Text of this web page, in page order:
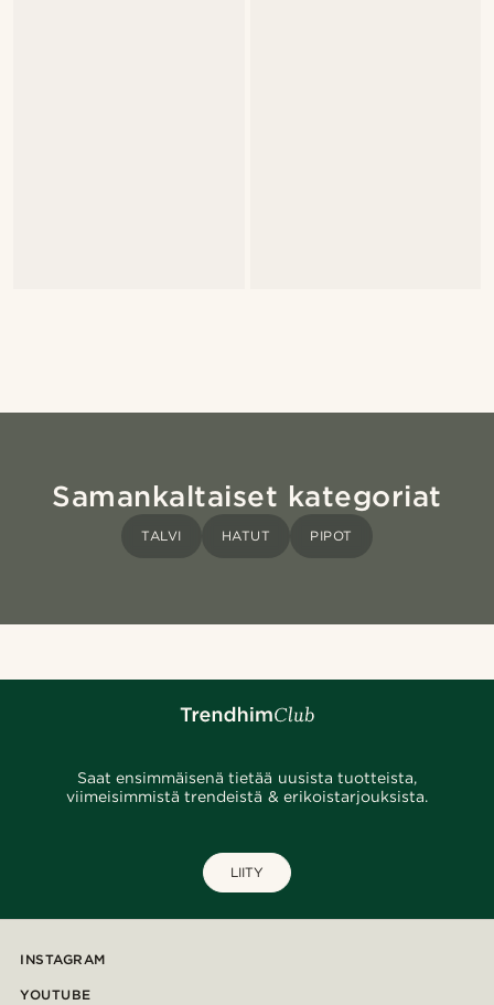
Samankaltaiset kategoriat
TALVI HATUT PIPOT
Saat ensimmäisenä tietää uusista tuotteista,
viimeisimmistä trendeistä & erikoistarjouksista.
LIITY
INSTAGRAM
YOUTUBE